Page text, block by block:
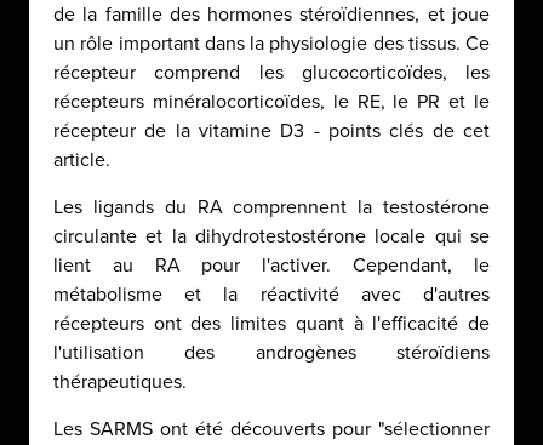
de la famille des hormones stéroïdiennes, et joue
un rôle important dans la physiologie des tissus. Ce
récepteur comprend les glucocorticoïdes, les
récepteurs minéralocorticoïdes, le RE, le PR et le
récepteur de la vitamine D3 - points clés de cet
article.
Les ligands du RA comprennent la testostérone
circulante et la dihydrotestostérone locale qui se
lient au RA pour l'activer. Cependant, le
métabolisme et la réactivité avec d'autres
récepteurs ont des limites quant à l'efficacité de
l'utilisation des androgènes stéroïdiens
thérapeutiques.
Les SARMS ont été découverts pour "sélectionner